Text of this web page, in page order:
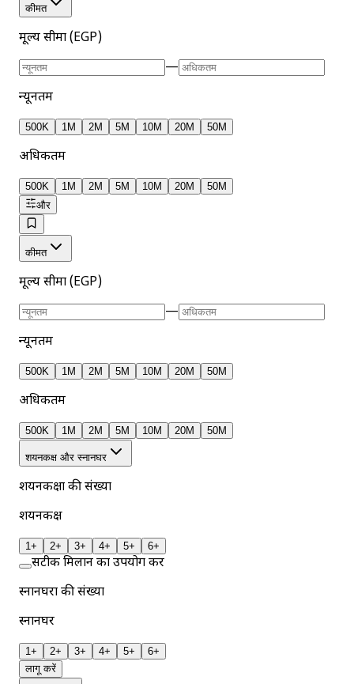
कीमत
मूल्य सीमा (EGP)
—
न्यूनतम
500K 1M 2M 5M 10M 20M 50M
अधिकतम
500K 1M 2M 5M 10M 20M
50M
और
कीमत
मूल्य सीमा (EGP)
—
न्यूनतम
500K 1M 2M 5M 10M 20M 50M
अधिकतम
500K 1M 2M 5M 10M 20M 50M
शयनकक्ष और स्नानघर
शयनकक्षों की संख्या
शयनकक्ष
1+ 2+ 3+ 4+ 5+ 6+
सटीक मिलान का उपयोग करें
स्नानघरों की संख्या
स्नानघर
1+ 2+ 3+ 4+ 5+
6+
लागू करें